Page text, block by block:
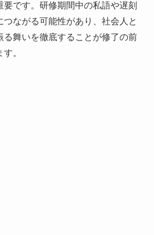
要です。研修期間中の私語や遅刻
つながる可能性があり、社会人と
る舞いを徹底することが修了の前
。